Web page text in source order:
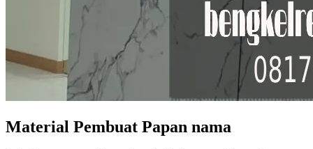
Material Pembuat Papan nama